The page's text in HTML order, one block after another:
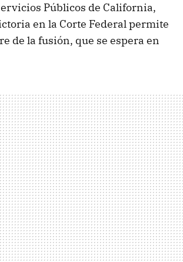
Públicos de California,
en la Corte Federal permite
de la fusión, que se espera en